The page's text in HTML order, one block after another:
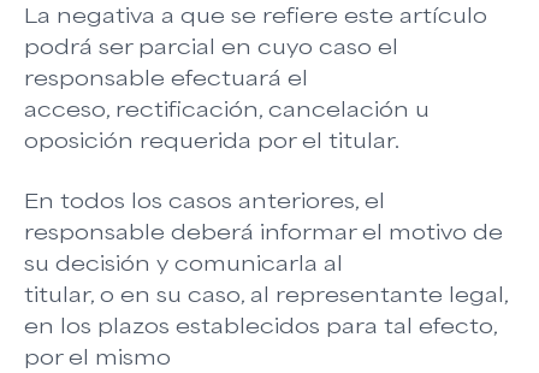
La negativa a que se refiere este artículo
podrá ser parcial en cuyo caso el
responsable efectuará el
acceso, rectificación, cancelación u
oposición requerida por el titular.
En todos los casos anteriores, el
responsable deberá informar el motivo de
su decisión y comunicarla al
titular, o en su caso, al representante legal,
en los plazos establecidos para tal efecto,
por el mismo